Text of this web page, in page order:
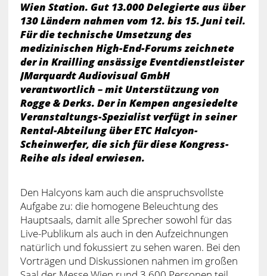
Wien Station. Gut 13.000 Delegierte aus über
130 Ländern nahmen vom 12. bis 15. Juni teil.
Für die technische Umsetzung des
medizinischen High-End-Forums zeichnete
der in Krailling ansässige Eventdienstleister
JMarquardt Audiovisual GmbH
verantwortlich – mit Unterstützung von
Rogge & Derks. Der in Kempen angesiedelte
Veranstaltungs-Spezialist verfügt in seiner
Rental-Abteilung über ETC Halcyon-
Scheinwerfer, die sich für diese Kongress-
Reihe als ideal erwiesen.
Den Halcyons kam auch die anspruchsvollste
Aufgabe zu: die homogene Beleuchtung des
Hauptsaals, damit alle Sprecher sowohl für das
Live-Publikum als auch in den Aufzeichnungen
natürlich und fokussiert zu sehen waren. Bei den
Vorträgen und Diskussionen nahmen im großen